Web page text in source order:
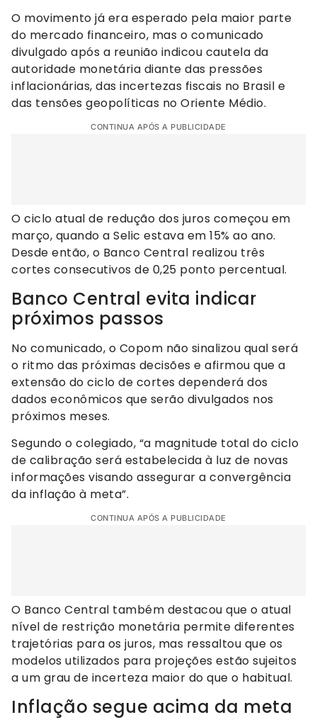
O movimento já era esperado pela maior parte
do mercado financeiro, mas o comunicado
divulgado após a reunião indicou cautela da
autoridade monetária diante das pressões
inflacionárias, das incertezas fiscais no Brasil e
das tensões geopolíticas no Oriente Médio.
CONTINUA APÓS A PUBLICIDADE
O ciclo atual de redução dos juros começou em
março, quando a Selic estava em 15% ao ano.
Desde então, o Banco Central realizou três
cortes consecutivos de 0,25 ponto percentual.
Banco Central evita indicar
próximos passos
No comunicado, o Copom não sinalizou qual será
o ritmo das próximas decisões e afirmou que a
extensão do ciclo de cortes dependerá dos
dados econômicos que serão divulgados nos
próximos meses.
Segundo o colegiado, “a magnitude total do ciclo
de calibração será estabelecida à luz de novas
informações visando assegurar a convergência
da inflação à meta”.
CONTINUA APÓS A PUBLICIDADE
O Banco Central também destacou que o atual
nível de restrição monetária permite diferentes
trajetórias para os juros, mas ressaltou que os
modelos utilizados para projeções estão sujeitos
a um grau de incerteza maior do que o habitual.
Inflação segue acima da meta